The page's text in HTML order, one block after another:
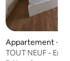
Appartement ⋅
TOUT NEUF -